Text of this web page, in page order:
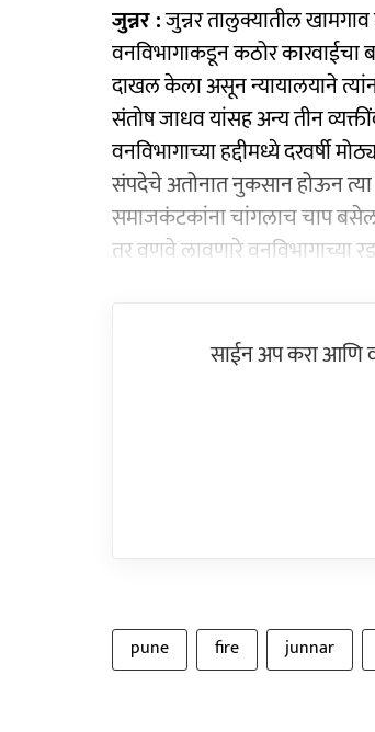
जुन्नर :जुन्नर तालुक्यातील खामगाव
वनविभागाकडून कठोर कारवाईचा
दाखल केला असून न्यायालयाने
संतोष जाधव यांसह अन्य तीन
वनविभागाच्या हद्दीमध्ये दरवर्षी
संपदेचे अतोनात नुकसान होऊन त्या
समाजकंटकांना चांगलाच चाप बसेल
तर वणवे लावणारे वनविभागाच्या
साईन अप करा आणि
pune fire junnar